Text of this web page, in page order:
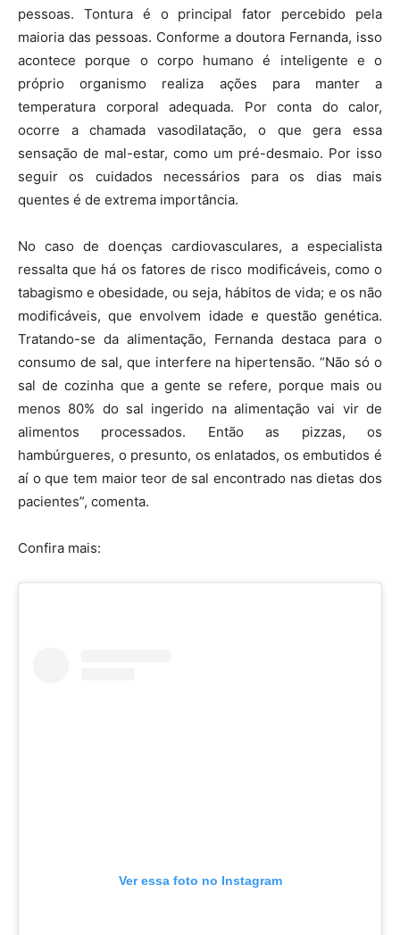
pessoas. Tontura é o principal fator percebido pela
maioria das pessoas. Conforme a doutora Fernanda, isso
acontece porque o corpo humano é inteligente e o
próprio organismo realiza ações para manter a
temperatura corporal adequada. Por conta do calor,
ocorre a chamada vasodilatação, o que gera essa
sensação de mal-estar, como um pré-desmaio. Por isso
seguir os cuidados necessários para os dias mais
quentes é de extrema importância.
No caso de doenças cardiovasculares, a especialista
ressalta que há os fatores de risco modificáveis, como o
tabagismo e obesidade, ou seja, hábitos de vida; e os não
modificáveis, que envolvem idade e questão genética.
Tratando-se da alimentação, Fernanda destaca para o
consumo de sal, que interfere na hipertensão. “Não só o
sal de cozinha que a gente se refere, porque mais ou
menos 80% do sal ingerido na alimentação vai vir de
alimentos processados. Então as pizzas, os
hambúrgueres, o presunto, os enlatados, os embutidos é
aí o que tem maior teor de sal encontrado nas dietas dos
pacientes”, comenta.
Confira mais:
Ver essa foto no Instagram